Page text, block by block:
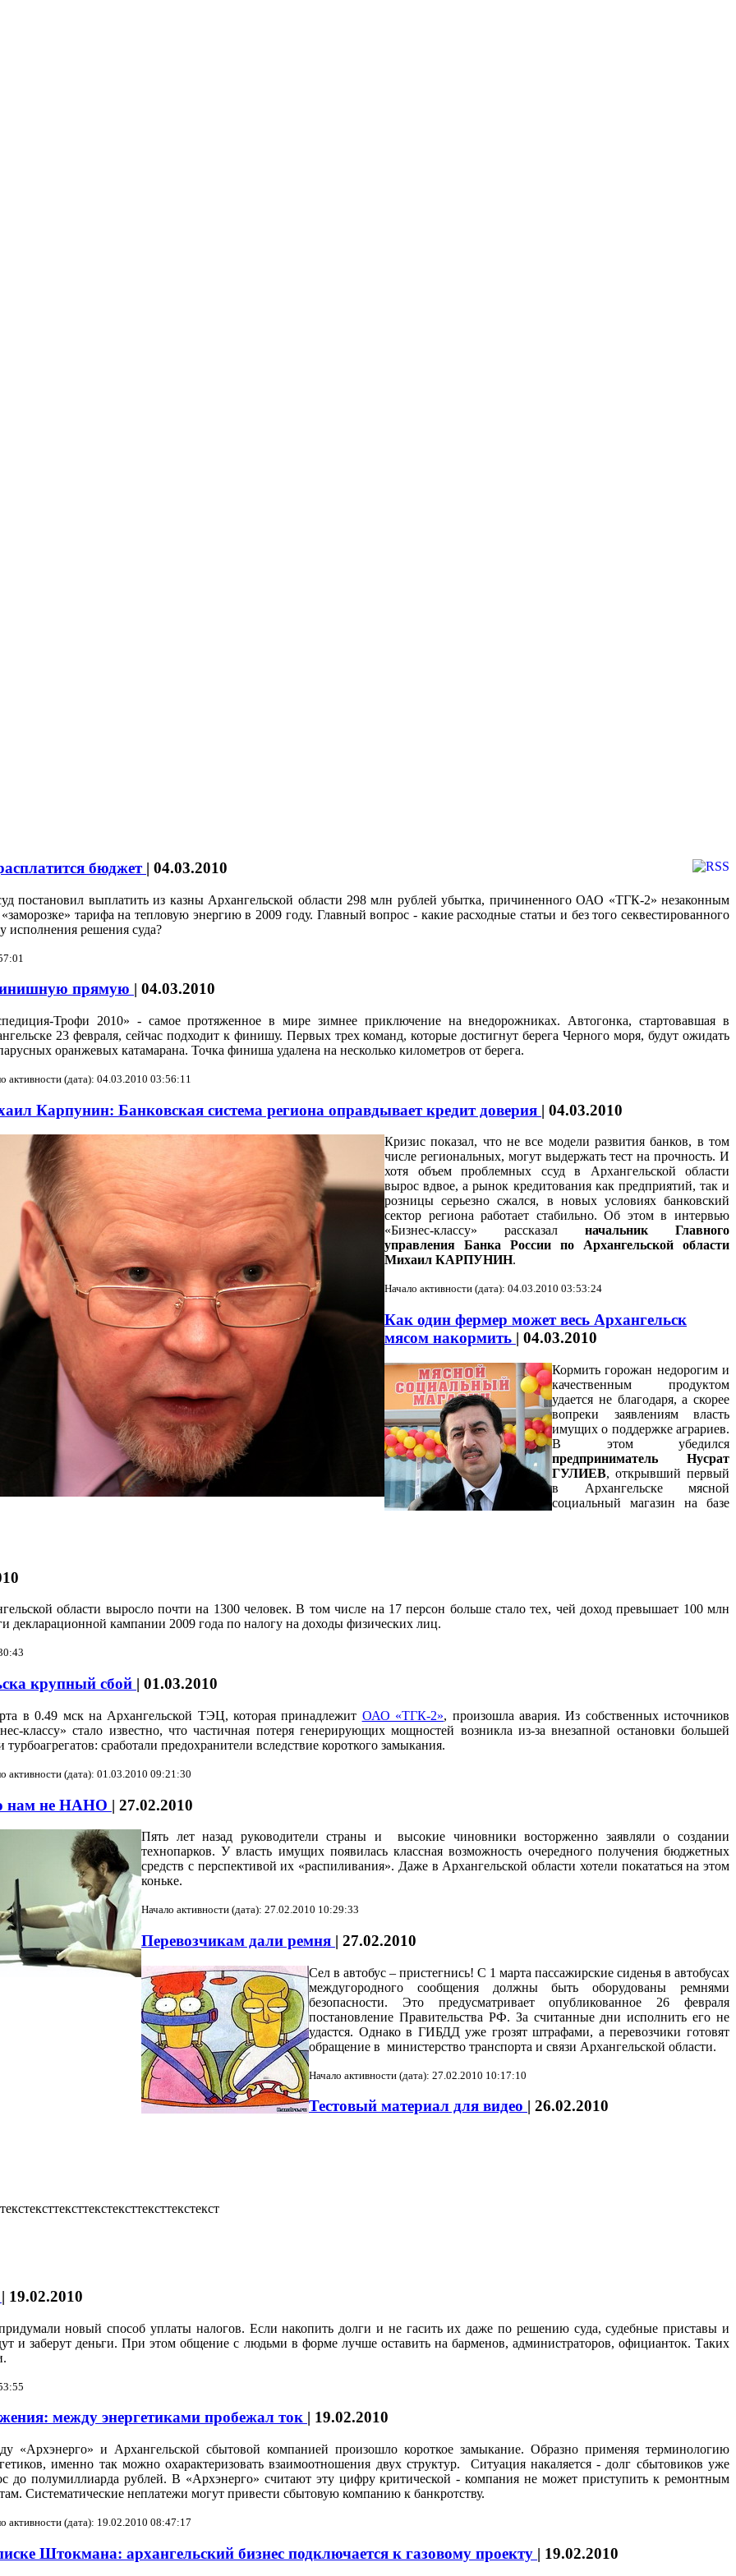
бюджет | 04.03.2010
постановил выплатить из казны Архангельской области 298 млн рублей убытка, причиненного ОАО «ТГК-2» незаконным
тарифа на тепловую энергию в 2009 году. Главный вопрос - какие расходные статьи и без того секвестированного
исполнения решения суда?
прямую | 04.03.2010
Трофи 2010» - самое протяженное в мире зимнее приключение на внедорожниках. Автогонка, стартовавшая в
23 февраля, сейчас подходит к финишу. Первых трех команд, которые достигнут берега Черного моря, будут ожидать
оранжевых катамарана. Точка финиша удалена на несколько километров от берега.
активности (дата): 04.03.2010 03:56:11
Карпунин: Банковская система региона оправдывает кредит доверия | 04.03.2010
Кризис показал, что не все модели развития банков, в том
числе региональных, могут выдержать тест на прочность. И
хотя объем проблемных ссуд в Архангельской области
вырос вдвое, а рынок кредитования как предприятий, так и
розницы серьезно сжался, в новых условиях банковский
сектор региона работает стабильно. Об этом в интервью
«Бизнес-классу» рассказал начальник Главного
управления Банка России по Архангельской области
Михаил КАРПУНИН.
Начало активности (дата): 04.03.2010 03:53:24
Как один фермер может весь Архангельск
мясом накормить | 04.03.2010
Кормить горожан недорогим и
качественным продуктом
удается не благодаря, а скорее
вопреки заявлениям власть
имущих о поддержке аграриев.
В этом убедился
предприниматель Нусрат
ГУЛИЕВ, открывший первый
в Архангельске мясной
социальный магазин на базе
области выросло почти на 1300 человек. В том числе на 17 персон больше стало тех, чей доход превышает 100 млн
декларационной кампании 2009 года по налогу на доходы физических лиц.
крупный сбой | 01.03.2010
в 0.49 мск на Архангельской ТЭЦ, которая принадлежит ОАО «ТГК-2», произошла авария. Из собственных источников
классу» стало известно, что частичная потеря генерирующих мощностей возникла из-за внезапной остановки большей
турбоагрегатов: сработали предохранители вследствие короткого замыкания.
активности (дата): 01.03.2010 09:21:30
нам не НАНО | 27.02.2010
Пять лет назад руководители страны и высокие чиновники восторженно заявляли о создании
технопарков. У власть имущих появилась классная возможность очередного получения бюджетных
средств с перспективой их «распиливания». Даже в Архангельской области хотели покататься на этом
коньке.
Начало активности (дата): 27.02.2010 10:29:33
Перевозчикам дали ремня | 27.02.2010
Сел в автобус – пристегнись! С 1 марта пассажирские сиденья в автобусах
междугородного сообщения должны быть оборудованы ремнями
безопасности. Это предусматривает опубликованное 26 февраля
постановление Правительства РФ. За считанные дни исполнить его не
удастся. Однако в ГИБДД уже грозят штрафами, а перевозчики готовят
обращение в министерство транспорта и связи Архангельской области.
Начало активности (дата): 27.02.2010 10:17:10
Тестовый материал для видео | 26.02.2010
| 19.02.2010
новый способ уплаты налогов. Если накопить долги и не гасить их даже по решению суда, судебные приставы и
и заберут деньги. При этом общение с людьми в форме лучше оставить на барменов, администраторов, официанток. Таких
между энергетиками пробежал ток | 19.02.2010
«Архэнерго» и Архангельской сбытовой компанией произошло короткое замыкание. Образно применяя терминологию
именно так можно охарактеризовать взаимоотношения двух структур. Ситуация накаляется - долг сбытовиков уже
до полумиллиарда рублей. В «Архэнерго» считают эту цифру критической - компания не может приступить к ремонтным
Систематические неплатежи могут привести сбытовую компанию к банкротству.
активности (дата): 19.02.2010 08:47:17
Штокмана: архангельский бизнес подключается к газовому проекту | 19.02.2010